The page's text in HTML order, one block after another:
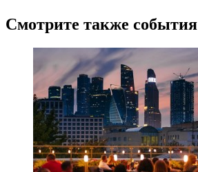
Смотрите также события